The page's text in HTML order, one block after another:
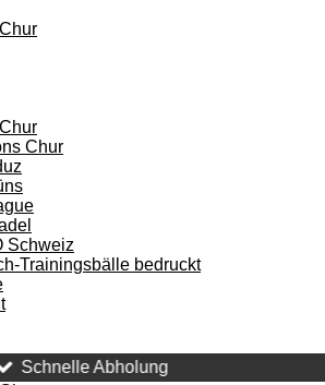
Chur
Schweiz
Trainingsbälle bedruckt
Schnelle Abholung